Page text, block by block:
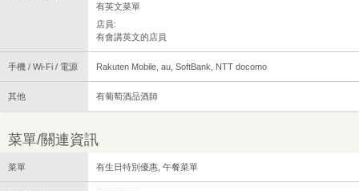
有英文菜單
店員:
有會講英文的店員
手機 / Wi-Fi / 電源 Rakuten Mobile, au, SoftBank, NTT docomo
其他 有葡萄酒品酒師
菜單/關連資訊
菜單 有生日特別優惠, 午餐菜單